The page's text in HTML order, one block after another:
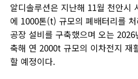
알디솔루션은 지난해 11월 천안시
에 1000톤(t) 규모의 폐배터리를
공장 설비를 구축했으며 오는
축해 연 2000t 규모의 이차전지 재
할 예정이다.